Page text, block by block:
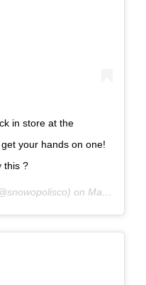
in store at the
your hands on one!
this ?
on Mar 28, 2019 at 12:33pm PDT